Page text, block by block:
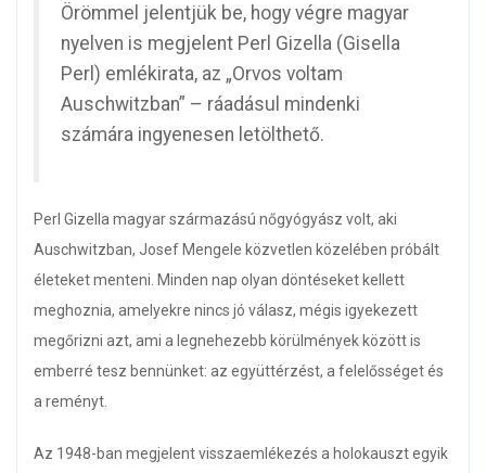
Örömmel jelentjük be, hogy végre magyar
nyelven is megjelent Perl Gizella (Gisella
Perl) emlékirata, az „Orvos voltam
Auschwitzban” – ráadásul mindenki
számára ingyenesen letölthető.
Perl Gizella magyar származású nőgyógyász volt, aki
Auschwitzban, Josef Mengele közvetlen közelében próbált
életeket menteni. Minden nap olyan döntéseket kellett
meghoznia, amelyekre nincs jó válasz, mégis igyekezett
megőrizni azt, ami a legnehezebb körülmények között is
emberré tesz bennünket: az együttérzést, a felelősséget és
a reményt.
Az 1948-ban megjelent visszaemlékezés a holokauszt egyik